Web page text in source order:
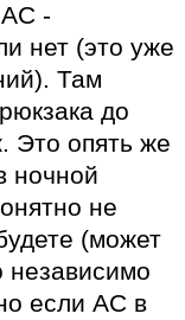
АС -
нет (это уже
Там
до
Это опять же
ночной
не
(может
независимо
если АС в